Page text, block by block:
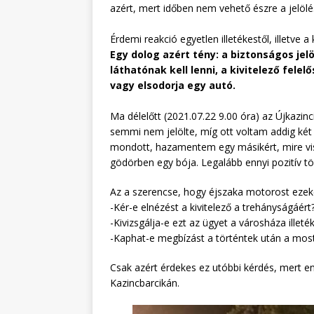
azért, mert időben nem vehető észre a
Érdemi reakció egyetlen illetékestől, illetve
Egy dolog azért tény: a biztonságos
láthatónak kell lenni, a kivitelező
vagy elsodorja egy autó.
Ma délelőtt (2021.07.22 9.00 óra) az
semmi nem jelölte, míg ott voltam addig
mondott, hazamentem egy másikért, mire
gödörben egy bója. Legalább ennyi pozitív
Az a szerencse, hogy éjszaka motorost
-Kér-e elnézést a kivitelező a
-Kivizsgálja-e ezt az ügyet a városháza
-Kaphat-e megbízást a történtek után a
Csak azért érdekes ez utóbbi kérdés, mert
Kazincbarcikán.